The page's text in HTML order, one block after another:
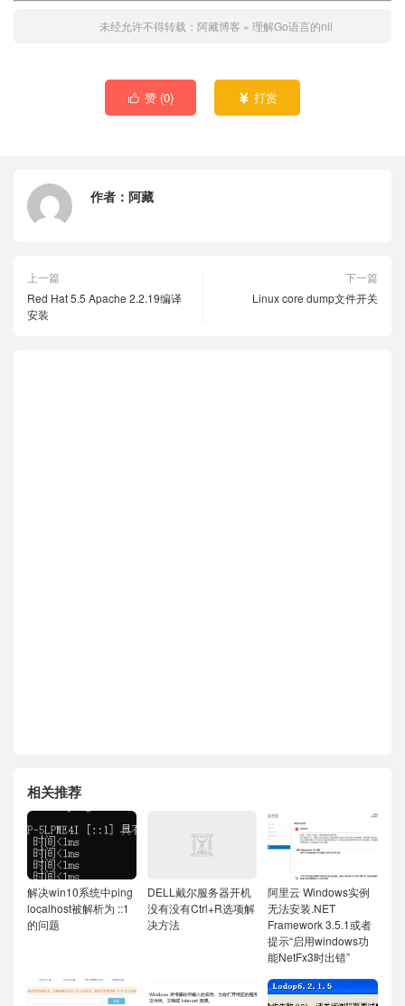
未经允许不得转载： 阿藏博客 » 理解Go语言的nil
 赞 (0)  打赏
作者： 阿藏
上一篇
Red Hat 5.5 Apache 2.2.19编译
安装
下一篇
Linux core dump文件开关
相关推荐
解决win10系统中ping
localhost被解析为 ::1
的问题
DELL戴尔服务器开机
没有没有Ctrl+R选项解
决方法
阿里云 Windows实例
无法安装.NET
Framework 3.5.1或者
提示“启用windows功
能NetFx3时出错”